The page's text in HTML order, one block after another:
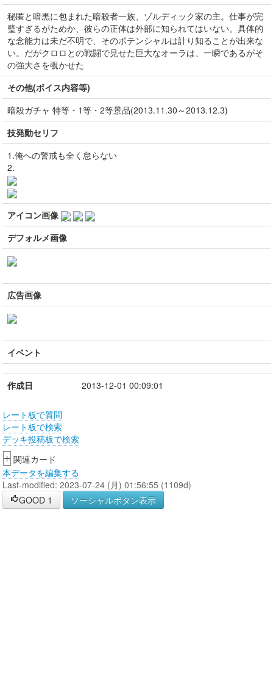
秘匿と暗黒に包まれた暗殺者一族、ゾルディック家の主。仕事が完
璧すぎるがためか、彼らの正体は外部に知られてはいない。具体的
な念能力は未だ不明で、そのポテンシャルは計り知ることが出来な
い。だがクロロとの戦闘で見せた巨大なオーラは、一瞬であるがそ
の強大さを覗かせた
その他(ボイス内容等)
暗殺ガチャ 特等・1等・2等景品(2013.11.30～2013.12.3)
技発動セリフ
1.俺への警戒も全く怠らない
2.
アイコン画像
デフォルメ画像
広告画像
イベント
作成日 2013-12-01 00:09:01
レート板で質問
レート板で検索
デッキ投稿板で検索
+ 関連カード
本データを編集する
Last-modified: 2023-07-24 (月) 01:56:55 (1109d)
GOOD 1 ソーシャルボタン表示